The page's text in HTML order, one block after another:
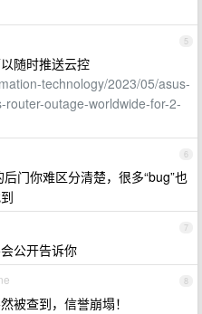
5
随时推送云控
technology/2023/05/asus-
outage-worldwide-for-2-
6
门你难区分清楚，很多“bug”也
7
公开告诉你
8
被查到，信誉崩塌！